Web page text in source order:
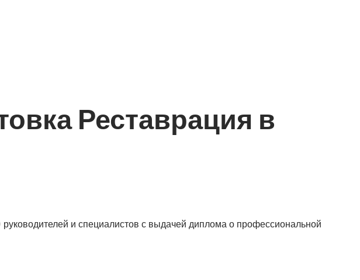
Реставрация в
и специалистов с выдачей диплома о профессиональной